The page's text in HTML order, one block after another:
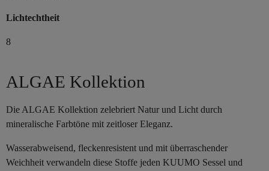
Lichtechtheit
8
ALGAE Kollektion
Die ALGAE Kollektion zelebriert Natur und Licht durch
mineralische Farbtöne mit zeitloser Eleganz.
Wasserabweisend, fleckenresistent und mit überraschender
Weichheit verwandeln diese Stoffe jeden KUUMO Sessel und